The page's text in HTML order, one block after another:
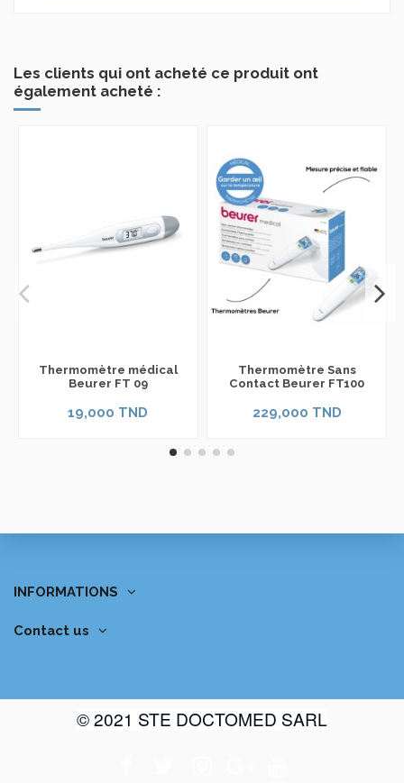
Les clients qui ont acheté ce produit ont
également acheté :
Thermomètre médical
Beurer FT 09
19,000 TND
Thermomètre Sans
Contact Beurer FT100
229,000 TND
INFORMATIONS
Contact us
© 2021 STE DOCTOMED SARL